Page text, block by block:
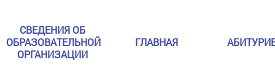
СВЕДЕНИЯ ОБ
ОБРАЗОВАТЕЛЬНОЙ
ОРГАНИЗАЦИИ
ГЛАВНАЯ